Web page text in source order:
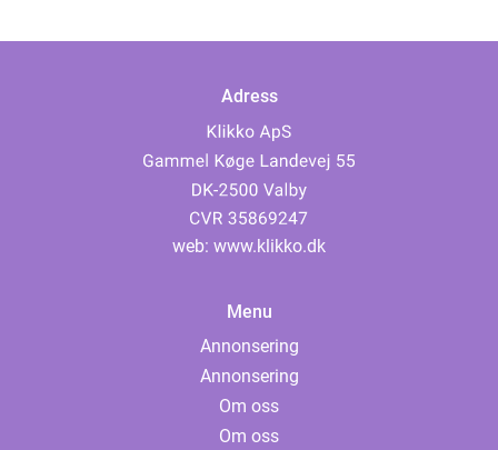
Adress
web: www.klikko.dk
Menu
Annonsering
Annonsering
Om oss
Om oss